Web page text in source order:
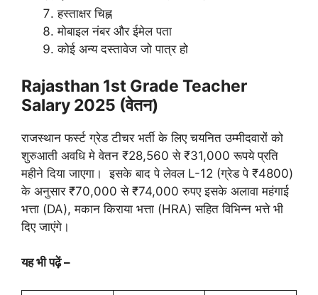
हस्ताक्षर चिह्न
मोबाइल नंबर और ईमेल पता
कोई अन्य दस्तावेज जो पात्र हो
Rajasthan 1st Grade Teacher
Salary 2025 (वेतन)
राजस्थान फर्स्ट ग्रेड टीचर भर्ती के लिए चयनित उम्मीदवारों को
शुरुआती अवधि मे वेतन ₹28,560 से ₹31,000 रूपये प्रति
महीने दिया जाएगा। इसके बाद पे लेवल L-12 (ग्रेड पे ₹4800)
के अनुसार ₹70,000 से ₹74,000 रुपए इसके अलावा महंगाई
भत्ता (DA), मकान किराया भत्ता (HRA) सहित विभिन्न भत्ते भी
दिए जाएंगे।
यह भी पढ़ें –